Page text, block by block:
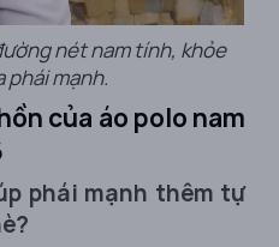
nét nam tính, khỏe
phái mạnh.
của áo polo nam
phái mạnh thêm tự